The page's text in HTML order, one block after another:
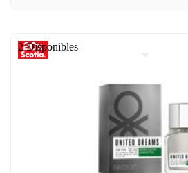
2 Disponibles